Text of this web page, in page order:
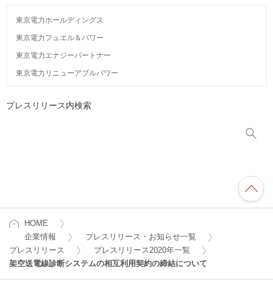
東京電力ホールディングス
東京電力フュエル＆パワー
東京電力エナジーパートナー
東京電力リニューアブルパワー
プレスリリース内検索
HOME
企業情報
プレスリリース・お知らせ一覧
プレスリリース
プレスリリース2020年一覧
架空送電線診断システムの相互利用契約の締結について